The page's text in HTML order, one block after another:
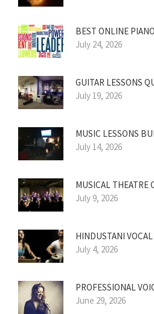
BEST ONLINE
July 24, 2026
GUITAR LESSONS
July 19, 2026
MUSIC LESSONS
July 14, 2026
MUSICAL THEATRE
July 9, 2026
HINDUSTANI
July 4, 2026
PROFESSIONAL
June 29, 2026